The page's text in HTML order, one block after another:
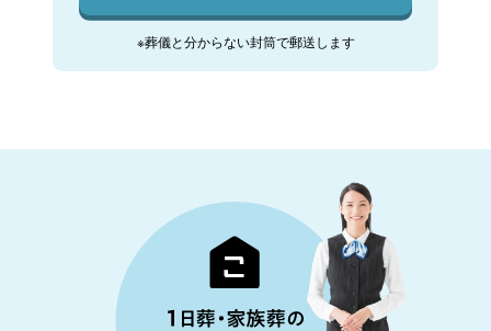
※葬儀と分からない封筒で郵送します